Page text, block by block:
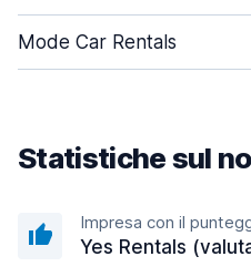
Mode Car Rentals
Statistiche sul
Impresa con il
Yes Rentals